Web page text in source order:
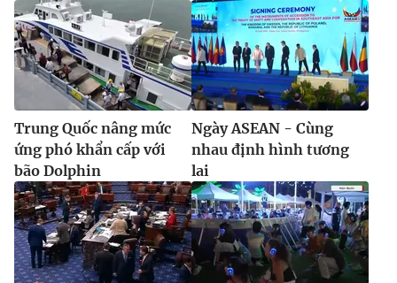
Trung Quốc nâng mức
ứng phó khẩn cấp với
bão Dolphin
Ngày ASEAN - Cùng
nhau định hình tương
lai